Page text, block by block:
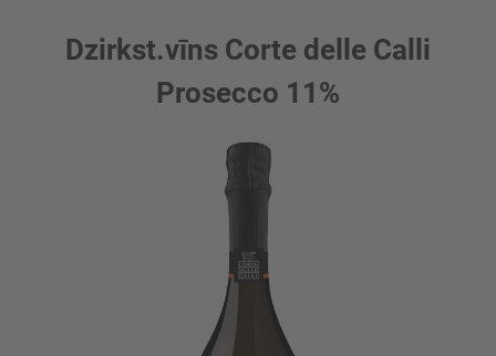
Dzirkst.vīns Corte delle Calli
Prosecco 11%